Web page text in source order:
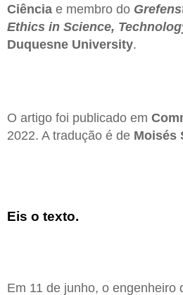
Ciência e membro do
Ethics in Science,
Duquesne University.
O artigo foi publicado em
2022. A tradução é de Moisés
Eis o texto.
Em 11 de junho, o engenheiro